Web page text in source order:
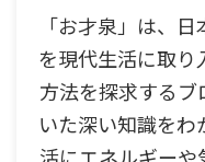
「お才泉」は、
を現代生活に取り
方法を探求する
いた深い知識を